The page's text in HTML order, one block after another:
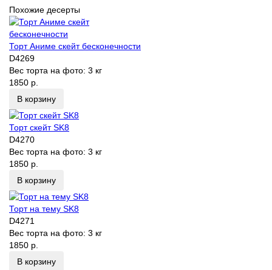
Похожие десерты
Торт Аниме скейт бесконечности
D4269
Вес торта на фото: 3 кг
1850 р.
В корзину
Торт скейт SK8
D4270
Вес торта на фото: 3 кг
1850 р.
В корзину
Торт на тему SK8
D4271
Вес торта на фото: 3 кг
1850 р.
В корзину